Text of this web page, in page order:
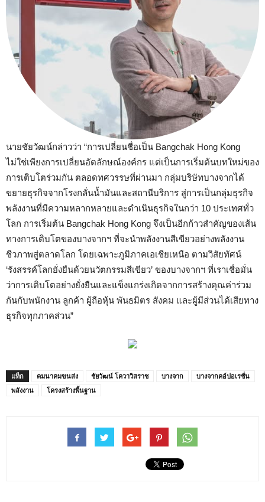
นายชัยวัฒน์กล่าวว่า “การเปลี่ยนชื่อเป็น Bangchak Hong Kong
ไม่ใช่เพียงการเปลี่ยนอัตลักษณ์องค์กร แต่เป็นการเริ่มต้นบทใหม่ของ
การเติบโตร่วมกัน ตลอดทศวรรษที่ผ่านมา กลุ่มบริษัทบางจากได้
ขยายธุรกิจจากโรงกลั่นน้ำมันและสถานีบริการ สู่การเป็นกลุ่มธุรกิจ
พลังงานที่มีความหลากหลายและดำเนินธุรกิจในกว่า 10 ประเทศทั่ว
โลก การเริ่มต้น Bangchak Hong Kong จึงเป็นอีกก้าวสำคัญของเส้น
ทางการเติบโตของบางจากฯ ที่จะนำพลังงานสีเขียวอย่างพลังงาน
ชีวภาพสู่ตลาดโลก โดยเฉพาะภูมิภาคเอเชียเหนือ ตามวิสัยทัศน์
‘รังสรรค์โลกยั่งยืนด้วยนวัตกรรมสีเขียว’ ของบางจากฯ ที่เราเชื่อมั่น
ว่าการเติบโตอย่างยั่งยืนและแข็งแกร่งเกิดจากการสร้างคุณค่าร่วม
กันกับพนักงาน ลูกค้า ผู้ถือหุ้น พันธมิตร สังคม และผู้มีส่วนได้เสียทาง
ธุรกิจทุกภาคส่วน”
แท็ก คมนาคมขนส่ง ชัยวัฒน์ โควาวิสราช บางจาก
บางจากคอ์ปอเรชั่น
พลังงาน
โครงสร้างพื้นฐาน